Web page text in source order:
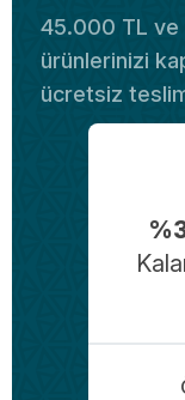
45.000 TL ve
ürünlerinizi
ücretsiz